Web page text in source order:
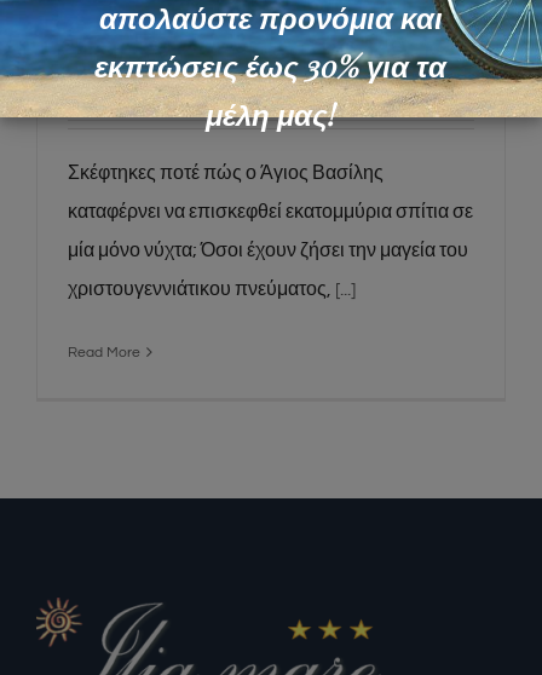
Τα Μυστικά του Άγιου Βασίλη: Πώς
προλαβαίνει όλα τα παιδιά σε Μια
Νύχτα;
Σκέφτηκες ποτέ πώς ο Άγιος Βασίλης
καταφέρνει να επισκεφθεί εκατομμύρια σπίτια σε
μία μόνο νύχτα; Όσοι έχουν ζήσει την μαγεία του
χριστουγεννιάτικου πνεύματος, [...]
Read More
απολαύστε προνόμια και
εκπτώσεις έως 30% για τα
μέλη μας!